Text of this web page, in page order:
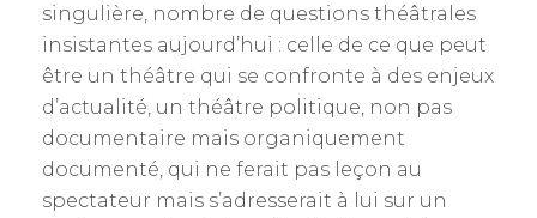
singulière, nombre de questions théâtrales
insistantes aujourd’hui : celle de ce que peut
être un théâtre qui se confronte à des enjeux
d’actualité, un théâtre politique, non pas
documentaire mais organiquement
documenté, qui ne ferait pas leçon au
spectateur mais s’adresserait à lui sur un